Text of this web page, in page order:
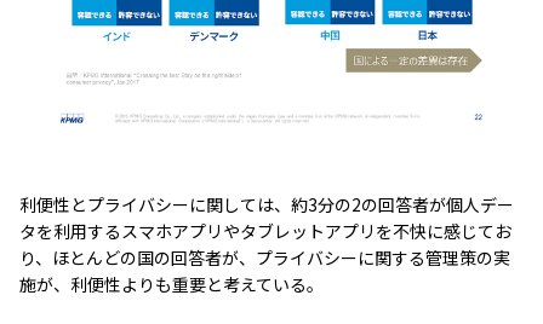
利便性とプライバシーに関しては、約3分の2の回答者が個人デー
タを利用するスマホアプリやタブレットアプリを不快に感じてお
り、ほとんどの国の回答者が、プライバシーに関する管理策の実
施が、利便性よりも重要と考えている。